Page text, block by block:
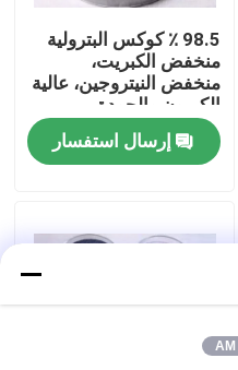
98.5 ٪ كوكس البترولية
منخفض الكبريت،
منخفض النيتروجين، عالية
الكربون والجودة
إرسال استفسار